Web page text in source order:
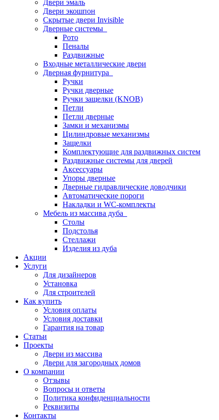
Двери эмаль
Двери экошпон
Скрытые двери Invisible
Дверные системы
Рото
Пеналы
Раздвижные
Входные металлические двери
Дверная фурнитура
Ручки
Ручки дверные
Ручки защелки (KNOB)
Петли
Петли дверные
Замки и механизмы
Цилиндровые механизмы
Защелки
Комплектующие для раздвижных систем
Раздвижные системы для дверей
Аксессуары
Упоры дверные
Дверные гидравлические доводчики
Автоматические пороги
Накладки и WC-комплекты
Мебель из массива дуба
Столы
Подстолья
Стеллажи
Изделия из дуба
Акции
Услуги
Для дизайнеров
Установка
Для строителей
Как купить
Условия оплаты
Условия доставки
Гарантия на товар
Статьи
Проекты
Двери из массива
Двери для загородных домов
О компании
Отзывы
Вопросы и ответы
Политика конфиденциальности
Реквизиты
Контакты